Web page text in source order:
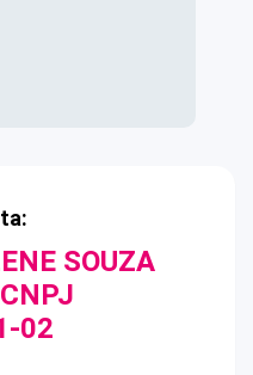
SOUZA
02